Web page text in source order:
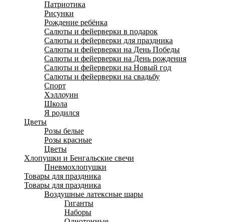
Патриотика
Рисунки
Рождение ребёнка
Салюты и фейерверки в подарок
Салюты и фейерверки для праздника
Салюты и фейерверки на День Победы
Салюты и фейерверки на День рождения
Салюты и фейерверки на Новый год
Салюты и фейерверки на свадьбу
Спорт
Хэллоуин
Школа
Я родился
Цветы
Розы белые
Розы красные
Цветы
Хлопушки и Бенгальские свечи
Пневмохлопушки
Товары для праздника
Товары для праздника
Воздушные латексные шары
Гиганты
Наборы